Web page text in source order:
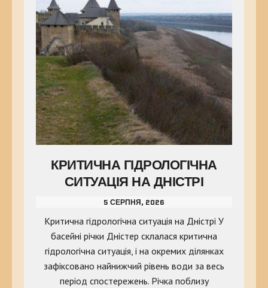
КРИТИЧНА ГІДРОЛОГІЧНА
СИТУАЦІЯ НА ДНІСТРІ
5 СЕРПНЯ, 2026
Критична гідрологічна ситуація на Дністрі У
басейні річки Дністер склалася критична
гідрологічна ситуація, і на окремих ділянках
зафіксовано найнижчий рівень води за весь
період спостережень. Річка поблизу